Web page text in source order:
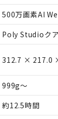
500万画素AI
Poly Studioク
312.7 × 217.0
999g～
約12.5時間